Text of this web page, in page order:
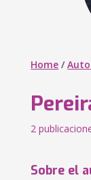
Home /
2
Sobre el